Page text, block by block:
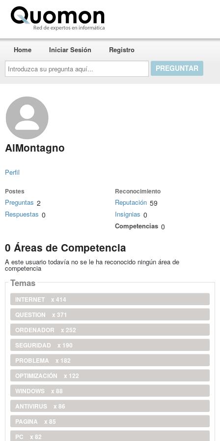
Introduzca
su
pregunta
aquí...
Home Iniciar Sesión Registro
AlMontagno
Perfil
Postes
Preguntas 2
Respuestas 0
Reconocimiento
Reputación 59
Insignias 0
Competencias 0
0 Áreas de Competencia
A este usuario todavía no se le ha reconocido ningún área de
competencia
Temas
INTERNET
x 414
QUESTION
x 371
ORDENADOR
x 252
SEGURIDAD
x 190
PROBLEMA
x 182
OPTIMIZACIÓN
x 122
WINDOWS
x 88
ANTIVIRUS
x 86
PAGINA
x 85
PC
x 82